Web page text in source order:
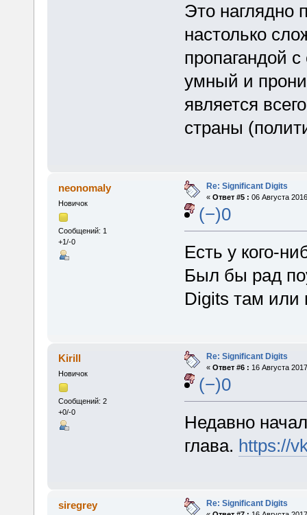
Это наглядно
настолько
пропагандой
умный и
является
страны
neonomaly
Новичок
Сообщений: 1
+1/-0
Re: Significant Digits
« Ответ #5 : 06 Августа
(−)0
Есть у кого-
Был бы рад
Digits там или
Kirill
Новичок
Сообщений: 2
+0/-0
Re: Significant Digits
« Ответ #6 : 16 Августа
(−)0
Недавно
глава. https://
siregrey Re: Significant Digits